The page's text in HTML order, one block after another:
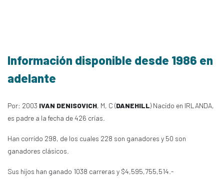
Información disponible desde 1986 en
adelante
Por: 2003 IVAN DENISOVICH, M, C (DANEHILL) Nacido en IRLANDA,
es padre a la fecha de 426 crías.
Han corrido 298, de los cuales 228 son ganadores y 50 son
ganadores clásicos.
Sus hijos han ganado 1038 carreras y $4,595,755,514.-